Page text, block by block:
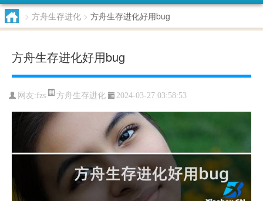
> 方舟生存进化 > 方舟生存进化好用bug
方舟生存进化好用bug
网友:fzs 方舟生存进化 2024-03-27 03:58:53